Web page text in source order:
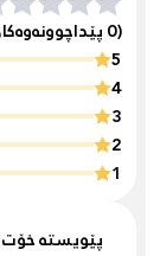
(0 پێداچوونەوەکان)
5
4
3
2
1
پێویستە خۆت